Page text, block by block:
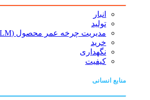
انبار
تولید
مدیریت چرخه عمر محصول (PLM)
خرید
نگهداری
کیفیت
منابع انسانی